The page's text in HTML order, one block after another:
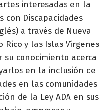
interesadas en la
con Discapacidades
a través de Nueva
Rico y las Islas Vírgenes
su conocimiento acerca
en la inclusión de
en las comunidades
de la Ley ADA en sus